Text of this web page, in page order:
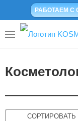
РАБОТАЕМ С
СОРТИРОВАТЬ